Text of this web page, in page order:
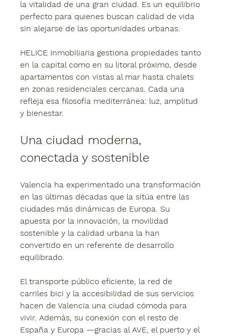
la vitalidad de una gran ciudad. Es un equilibrio
perfecto para quienes buscan calidad de vida
sin alejarse de las oportunidades urbanas.
HELICE Inmobiliaria gestiona propiedades tanto
en la capital como en su litoral próximo, desde
apartamentos con vistas al mar hasta chalets
en zonas residenciales cercanas. Cada una
refleja esa filosofía mediterránea: luz, amplitud
y bienestar.
Una ciudad moderna,
conectada y sostenible
Valencia ha experimentado una transformación
en las últimas décadas que la sitúa entre las
ciudades más dinámicas de Europa. Su
apuesta por la innovación, la movilidad
sostenible y la calidad urbana la han
convertido en un referente de desarrollo
equilibrado.
El transporte público eficiente, la red de
carriles bici y la accesibilidad de sus servicios
hacen de Valencia una ciudad cómoda para
vivir. Además, su conexión con el resto de
España y Europa —gracias al AVE, el puerto y el